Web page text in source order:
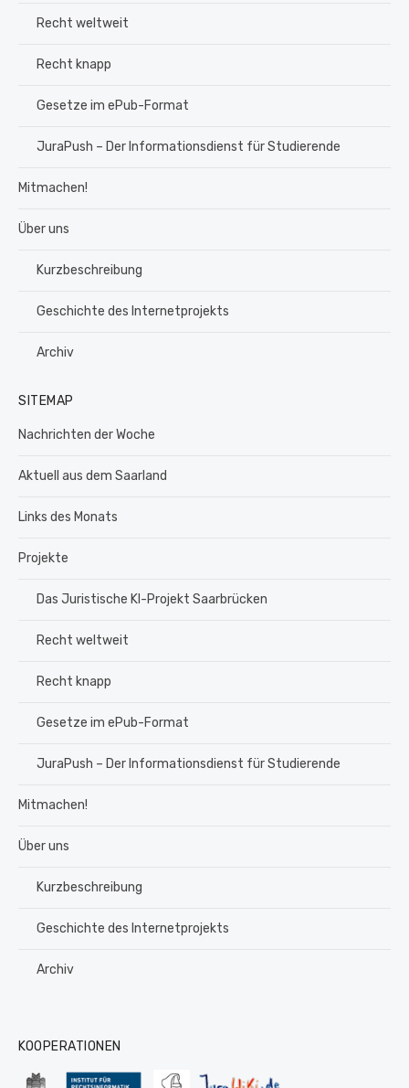
Recht weltweit
Recht knapp
Gesetze im ePub-Format
JuraPush – Der Informationsdienst für Studierende
Mitmachen!
Über uns
Kurzbeschreibung
Geschichte des Internetprojekts
Archiv
SITEMAP
Nachrichten der Woche
Aktuell aus dem Saarland
Links des Monats
Projekte
Das Juristische KI-Projekt Saarbrücken
Recht weltweit
Recht knapp
Gesetze im ePub-Format
JuraPush – Der Informationsdienst für Studierende
Mitmachen!
Über uns
Kurzbeschreibung
Geschichte des Internetprojekts
Archiv
KOOPERATIONEN